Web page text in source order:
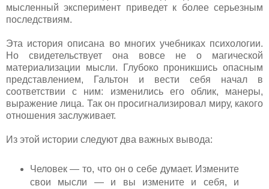
мысленный эксперимент приведет к более серьезным
последствиям.
Эта история описана во многих учебниках психологии.
Но свидетельствует она вовсе не о магической
материализации мысли. Глубоко проникшись опасным
представлением, Гальтон и вести себя начал в
соответствии с ним: изменились его облик, манеры,
выражение лица. Так он просигнализировал миру, какого
отношения заслуживает.
Из этой истории следуют два важных вывода:
Человек — то, что он о себе думает. Измените
свои мысли — и вы измените и себя, и